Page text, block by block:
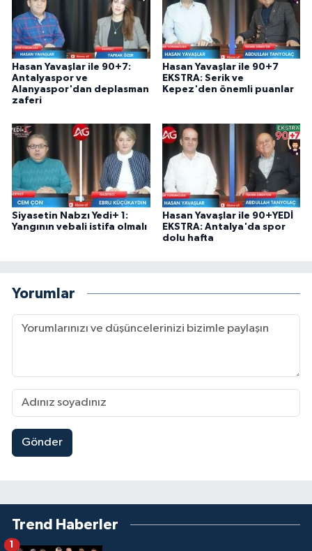
Hasan Yavaşlar ile 90+7:
Antalyaspor ve
Alanyaspor'dan deplasman
zaferi
Hasan Yavaşlar ile 90+7
EKSTRA: Serik ve
Kepez'den önemli puanlar
Siyasetin Nabzı Yedi+ 1:
Yangının vebali istifa olmalı
Hasan Yavaşlar ile 90+YEDİ
EKSTRA: Antalya'da spor
dolu hafta
Yorumlar
Gönder
Trend Haberler
1